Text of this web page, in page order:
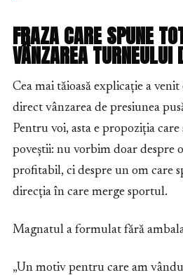
FRAZA CARE SPUNE
VÂNZAREA
Cea mai tăioasă explicație a
direct vânzarea de presiunea
Pentru voi, asta e propoziția
poveștii: nu vorbim doar despre
profitabil, ci despre un om care
direcția în care merge sportul.
Magnatul a formulat fără
„Un motiv pentru care am